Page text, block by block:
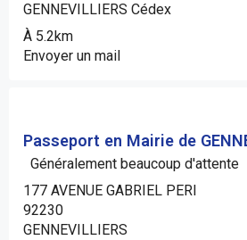
GENNEVILLIERS Cédex
À 5.2km
Envoyer un mail
Passeport en Mairie de
Généralement beaucoup d'attente
177 AVENUE GABRIEL PERI
92230
GENNEVILLIERS